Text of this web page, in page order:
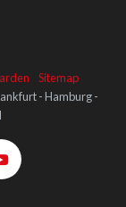
Sitemap
- Hamburg -